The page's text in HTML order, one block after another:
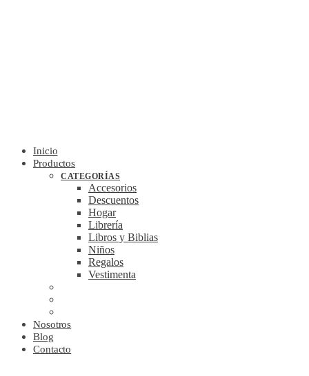
Inicio
Productos
CATEGORÍAS
Accesorios
Descuentos
Hogar
Librería
Libros y Biblias
Niños
Regalos
Vestimenta
Nosotros
Blog
Contacto